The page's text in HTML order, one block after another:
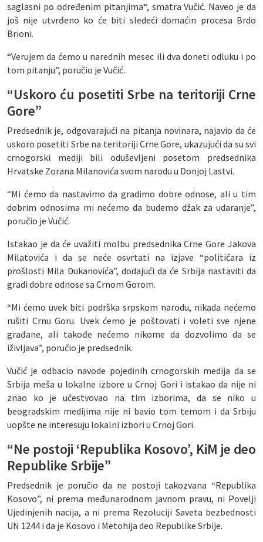
saglasni po određenim pitanjima“, smatra Vučić. Naveo je da
još nije utvrđeno ko će biti sledeći domaćin procesa Brdo
Brioni.
“Verujem da ćemo u narednih mesec ili dva doneti odluku i po
tom pitanju”, poručio je Vučić.
“Uskoro ću posetiti Srbe na teritoriji Crne
Gore”
Predsednik je, odgovarajući na pitanja novinara, najavio da će
uskoro posetiti Srbe na teritoriji Crne Gore, ukazujući da su svi
crnogorski mediji bili oduševljeni posetom predsednika
Hrvatske Zorana Milanovića svom narodu u Donjoj Lastvi.
“Mi ćemo da nastavimo da gradimo dobre odnose, ali u tim
dobrim odnosima mi nećemo da budemo džak za udaranje”,
poručio je Vučić.
Istakao je da će uvažiti molbu predsednika Crne Gore Jakova
Milatovića i da se neće osvrtati na izjave “političara iz
prošlosti Mila Đukanovića”, dodajući da će Srbija nastaviti da
gradi dobre odnose sa Crnom Gorom.
“Mi ćemo uvek biti podrška srpskom narodu, nikada nećemo
rušiti Crnu Goru. Uvek ćemo je poštovati i voleti sve njene
građane, ali takođe nećemo nikome da dozvolimo da se
iživljava”, poručio je predsednik.
Vučić je odbacio navode pojedinih crnogorskih medija da se
Srbija meša u lokalne izbore u Crnoj Gori i istakao da nije ni
znao ko je učestvovao na tim izborima, da se niko u
beogradskim medijima nije ni bavio tom temom i da Srbiju
uopšte ne interesuju lokalni izbori u Crnoj Gori.
“Ne postoji ‘Republika Kosovo’, KiM je deo
Republike Srbije”
Predsednik je poručio da ne postoji takozvana “Republika
Kosovo”, ni prema međunarodnom javnom pravu, ni Povelji
Ujedinjenih nacija, a ni prema Rezoluciji Saveta bezbednosti
UN 1244 i da je Kosovo i Metohija deo Republike Srbije.